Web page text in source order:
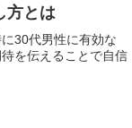
方とは
30代男性に有効な
を伝えることで自信